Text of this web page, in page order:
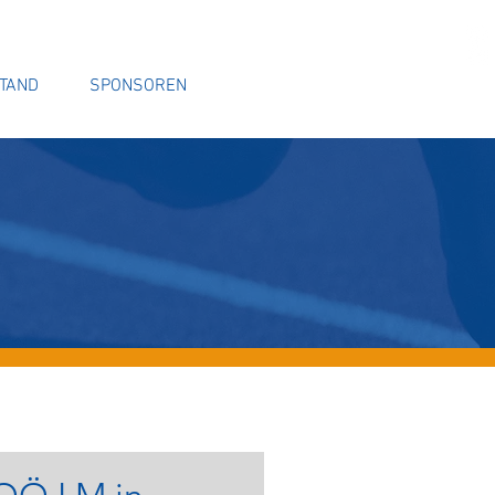
SPONSOREN